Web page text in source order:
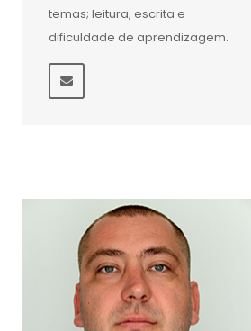
temas; leitura, escrita e
dificuldade de aprendizagem.